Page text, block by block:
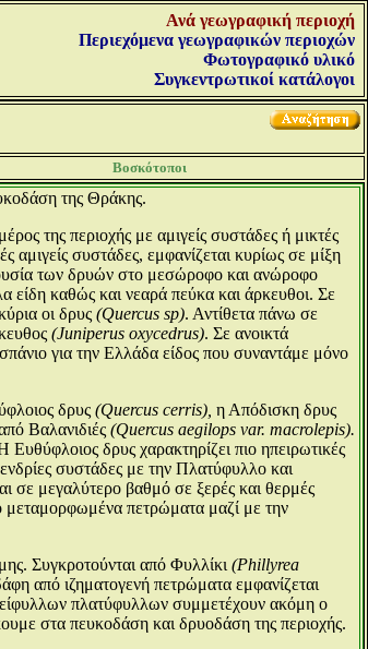
Ανά γεωγραφική περιοχή
Περιεχόμενα γεωγραφικών περιοχών
Φωτογραφικό υλικό
Συγκεντρωτικοί κατάλογοι
Βοσκότοποι
της Θράκης.
της περιοχής με αμιγείς συστάδες ή μικτές
συστάδες, εμφανίζεται κυρίως σε μίξη
των δρυών στο μεσώροφο και ανώροφο
καθώς και νεαρά πεύκα και άρκευθοι. Σε
οι δρυς (Quercus sp). Αντίθετα πάνω σε
(Juniperus oxycedrus). Σε ανοικτά
για την Ελλάδα είδος που συναντάμε μόνο
δρυς (Quercus cerris), η Απόδισκη δρυς
Βαλανιδιές (Quercus aegilops var. macrolepis).
δρυς χαρακτηρίζει πιο ηπειρωτικές
συστάδες με την Πλατύφυλλο και
σε μεγαλύτερο βαθμό σε ξερές και θερμές
μεταμορφωμένα πετρώματα μαζί με την
Συγκροτούνται από Φυλλίκι (Phillyrea
από ιζηματογενή πετρώματα εμφανίζεται
πλατύφυλλων συμμετέχουν ακόμη ο
στα πευκοδάση και δρυοδάση της περιοχής.